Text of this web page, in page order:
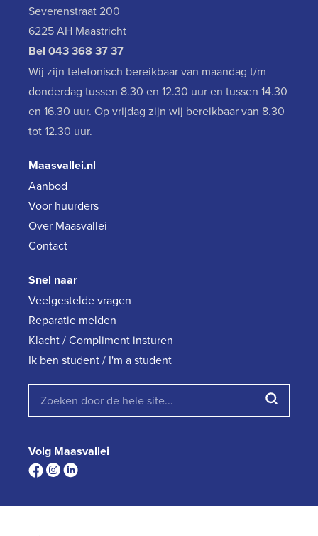
Severenstraat 200
6225 AH Maastricht
Bel 043 368 37 37
Wij zijn telefonisch bereikbaar van maandag t/m
donderdag tussen 8.30 en 12.30 uur en tussen 14.30
en 16.30 uur. Op vrijdag zijn wij bereikbaar van 8.30
tot 12.30 uur.
Maasvallei.nl
Aanbod
Voor huurders
Over Maasvallei
Contact
Snel naar
Veelgestelde vragen
Reparatie melden
Klacht / Compliment insturen
Ik ben student / I'm a student
Volg Maasvallei